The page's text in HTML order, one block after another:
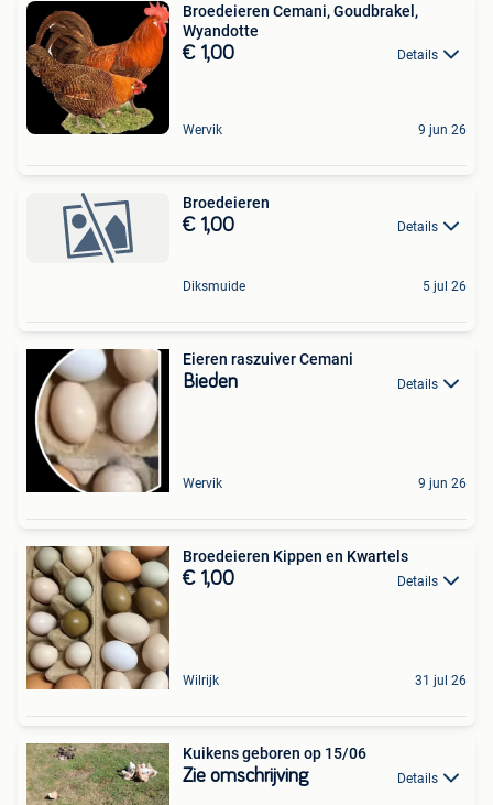
Broedeieren Cemani, Goudbrakel,
Wyandotte
€ 1,00 Details
Wervik 9 jun 26
Broedeieren
€ 1,00 Details
Diksmuide 5 jul 26
Eieren raszuiver Cemani
Bieden Details
Wervik 9 jun 26
Broedeieren Kippen en Kwartels
€ 1,00 Details
Wilrijk 31 jul 26
Kuikens geboren op 15/06
Zie omschrijving Details